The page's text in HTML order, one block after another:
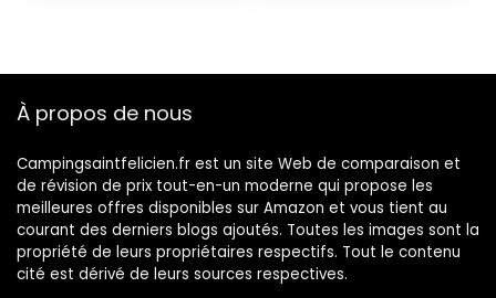
jaune
Marathon VTT
À propos de nous
Campingsaintfelicien.fr est un site Web de comparaison et
de révision de prix tout-en-un moderne qui propose les
meilleures offres disponibles sur Amazon et vous tient au
courant des derniers blogs ajoutés. Toutes les images sont la
propriété de leurs propriétaires respectifs. Tout le contenu
cité est dérivé de leurs sources respectives.